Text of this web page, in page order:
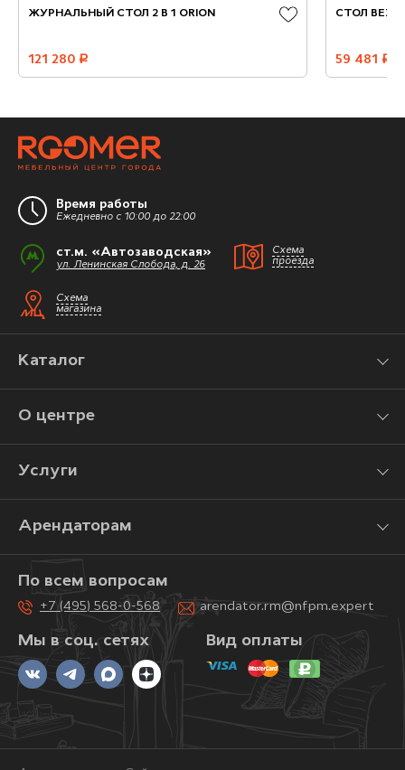
ЖУРНАЛЬНЫЙ СТОЛ 2 В 1 ORION
121 280 руб.
СТОЛ
59 481 руб.
Время работы
Ежедневно с 10:00 до 22:00
ст.м. «Автозаводская»
ул. Ленинская Слобода, д. 26
Схема
проезда
Схема
магазина
Каталог
О центре
Услуги
Арендаторам
Мы в соц. сетях
По всем вопросам
+7 (495) 568-0-568 arendator.rm@nfpm.expert
Вид оплаты